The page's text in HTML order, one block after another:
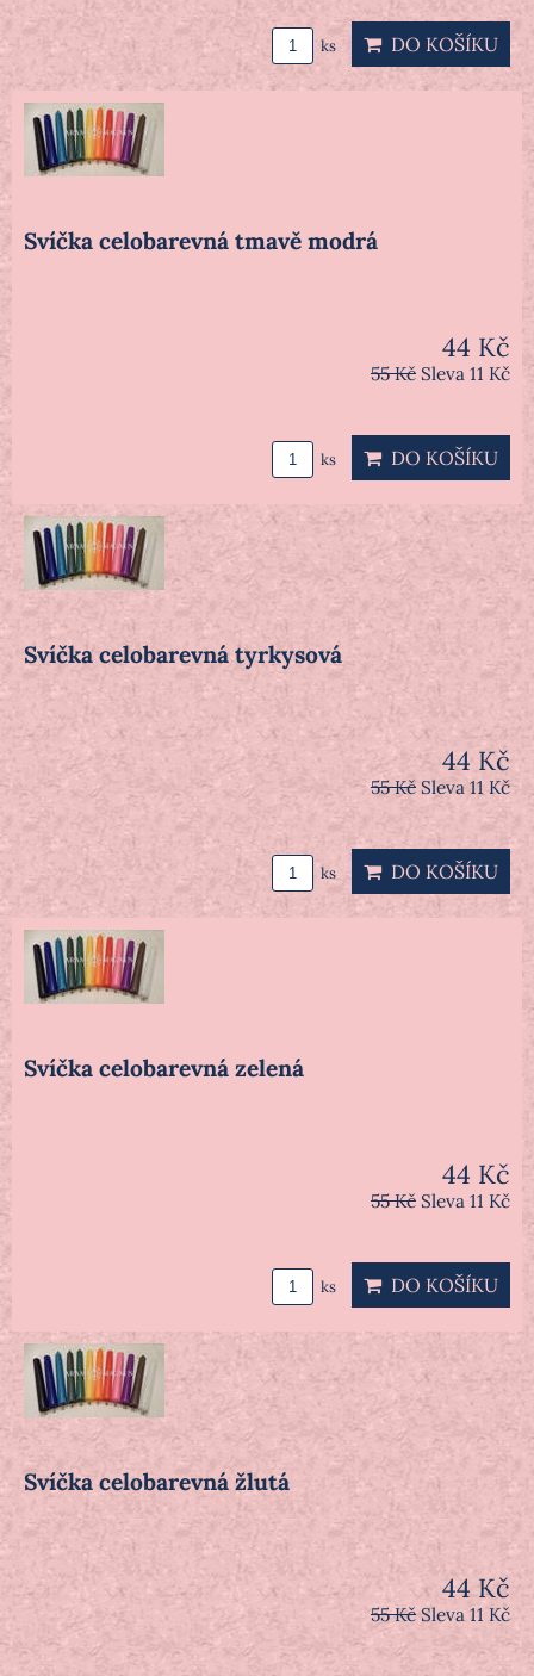
ks DO KOŠÍKU
Svíčka celobarevná tmavě modrá
44 Kč
55 Kč Sleva 11 Kč
ks DO KOŠÍKU
Svíčka celobarevná tyrkysová
44 Kč
55 Kč Sleva 11 Kč
ks DO KOŠÍKU
Svíčka celobarevná zelená
44 Kč
55 Kč Sleva 11 Kč
ks DO KOŠÍKU
Svíčka celobarevná žlutá
44 Kč
55 Kč Sleva 11 Kč